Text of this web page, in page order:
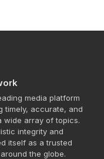
media platform
timely, accurate, and
wide array of topics.
integrity and
itself as a trusted
the globe.